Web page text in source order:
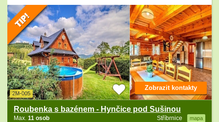
2M-005
Roubenka s bazénem - Hynčice pod Sušinou
Stříbrnice mapa
Max. 11 osob
Zobrazit kontakty